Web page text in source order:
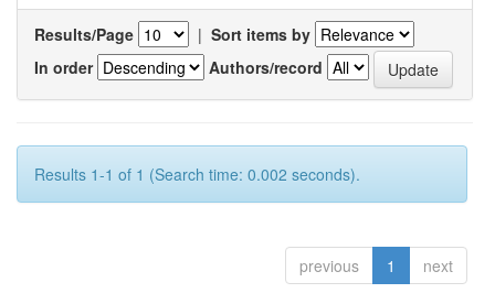
Results/Page | Sort items by
In order
Authors/record
Results 1-1 of 1 (Search time: 0.002 seconds).
previous 1 next